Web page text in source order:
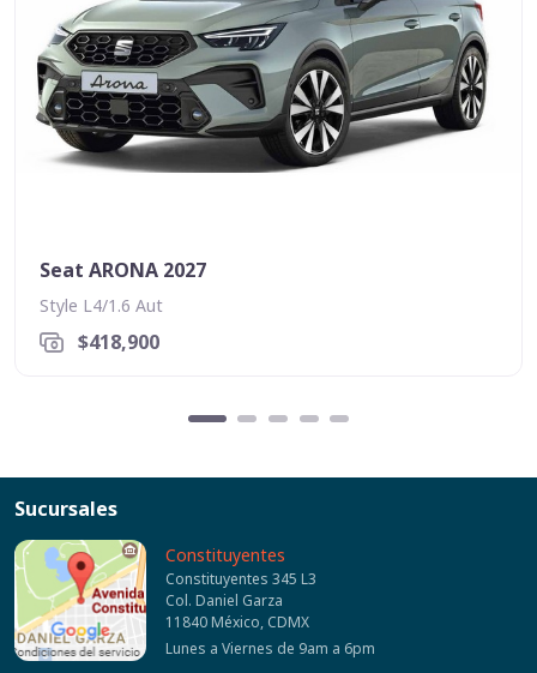
Seat ARONA 2027
Style L4/1.6 Aut
$418,900
Sucursales
Constituyentes
Constituyentes 345 L3
Col. Daniel Garza
11840 México, CDMX
Lunes a Viernes de 9am a 6pm